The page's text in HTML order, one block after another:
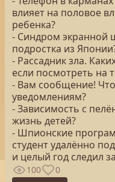
влияет на половое
ребенка?
- Синдром экранной
подростка из
- Рассадник зла.
если посмотреть на
- Вам сообщение!
уведомлениям?
- Зависимость с
жизнь детей?
- Шпионские
студент удалённо
и целый год следил
100 0